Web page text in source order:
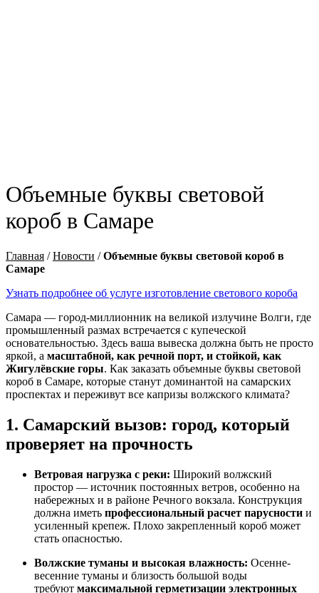
Объемные буквы световой
короб в Самаре
Главная /Новости /Объемные буквы световой короб в
Самаре
Узнать подробнее об услуге изготовление светового короба
Самара — город-миллионник на великой излучине Волги, где
промышленный размах встречается с купеческой
основательностью. Здесь ваша вывеска должна быть не просто
яркой, а масштабной, как речной порт, и стойкой, как
Жигулёвские горы. Как заказать объемные буквы световой
короб в Самаре, которые станут доминантой на самарских
проспектах и переживут все капризы волжского климата?
1. Самарский вызов: город, который
проверяет на прочность
Ветровая нагрузка с реки: Широкий волжский
простор — источник постоянных ветров, особенно на
набережных и в районе Речного вокзала. Конструкция
должна иметь профессиональный расчет парусности и
усиленный крепеж. Плохо закрепленный короб может
стать опасностью.
Волжские туманы и высокая влажность: Осенне-
весенние туманы и близость большой воды
требуют максимальной герметизации электронных